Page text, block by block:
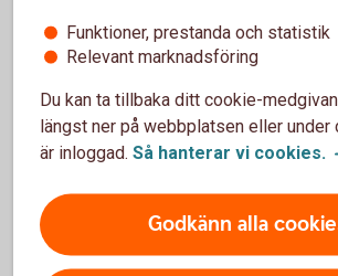
Så handlar du värdepapper
Du kan köpa värdepapper på flera
värdepapper enkelt i internetbanken
kan även ringa vårt kundcenter eller
Så handlar duvärdepapper
Funktioner, prestanda och statistik
Relevant marknadsföring
Du kan ta tillbaka ditt cookie-
längst ner på webbplatsen eller under
är inloggad. Så hanterar vi cookies.
Godkänn alla